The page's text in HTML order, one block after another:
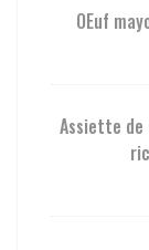
OEuf
Assiette de